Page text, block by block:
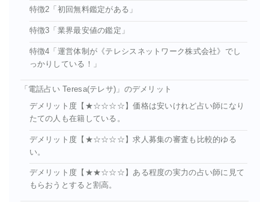
特徴2「初回無料鑑定がある」
特徴3「業界最安値の鑑定」
特徴4「運営体制が《テレシスネットワーク株式会社》でし
っかりしている！」
「電話占い Teresa(テレサ)」のデメリット
デメリット度【★☆☆☆☆】価格は安いけれど占い師になり
たての人も在籍している。
デメリット度【★☆☆☆☆】求人募集の審査も比較的ゆる
い。
デメリット度【★★☆☆☆】ある程度の実力の占い師に見て
もらおうとすると割高。